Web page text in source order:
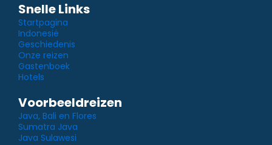
Snelle Links
Startpagina
Indonesië
Geschiedenis
Onze reizen
Gastenboek
Hotels
Voorbeeldreizen
Java, Bali en Flores
Sumatra Java
Java Sulawesi